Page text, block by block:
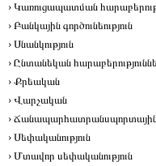
› Կառուցապատման
› Բանկային գործունեություն
› Սնանկություն
› Ընտանեկան
› Քրեական
› Վարչական
›
› Սեփականություն
› Մտավոր սեփականություն